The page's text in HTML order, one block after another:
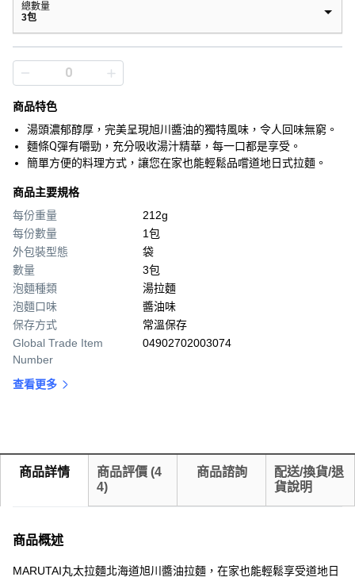
總數量
3包
商品特色
湯頭濃郁醇厚，完美呈現旭川醬油的獨特風味，令人回味無窮。
麵條Q彈有嚼勁，充分吸收湯汁精華，每一口都是享受。
簡單方便的料理方式，讓您在家也能輕鬆品嚐道地日式拉麵。
商品主要規格
每份重量
212g
每份數量
1包
外包裝型態
袋
數量
3包
泡麵種類
湯拉麵
泡麵口味
醬油味
保存方式
常溫保存
Global Trade Item
Number
04902702003074
查看更多
商品詳情 商品評價 (4
4)
商品諮詢
配送/換貨/退
貨說明
商品概述
MARUTAI丸太拉麵北海道旭川醬油拉麵，在家也能輕鬆享受道地日